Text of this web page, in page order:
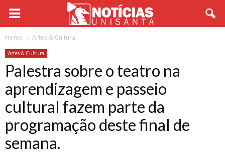
Home Artes & Cultura
Artes & Cultura
Palestra sobre o teatro na
aprendizagem e passeio
cultural fazem parte da
programação deste final de
semana.